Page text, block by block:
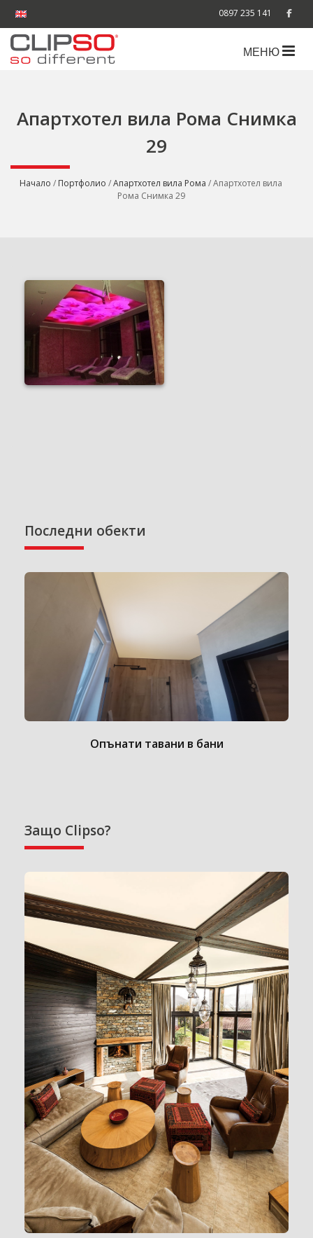
0897 235 141
МЕНЮ
Апартхотел вила Рома Снимка
29
Начало / Портфолио /Апартхотел вила Рома / Апартхотел вила
Рома Снимка 29
Последни обекти
Опънати тавани в бани
Защо Clipso?